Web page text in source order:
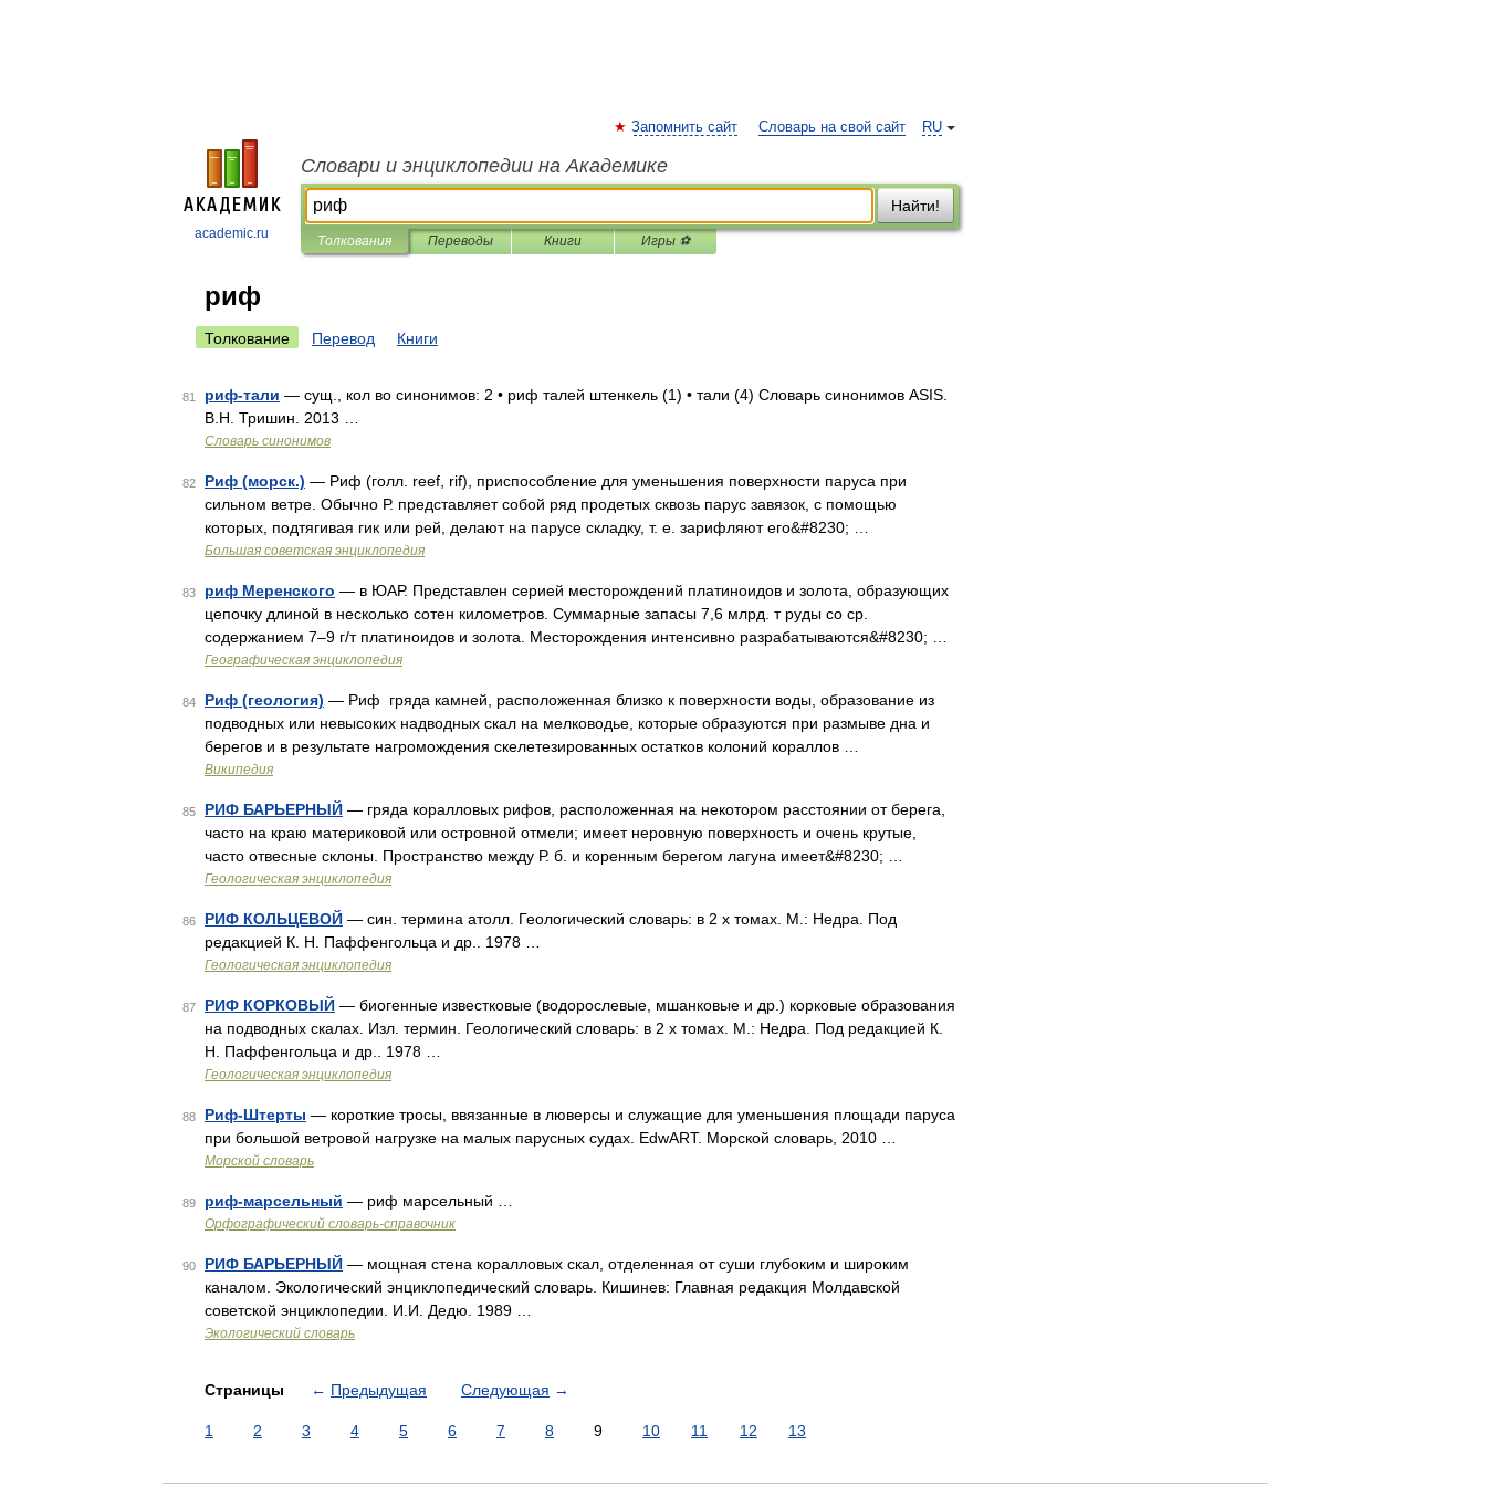
academic.ru
RU
Запомнить сайт Словарь на свой сайт
Словари и энциклопедии на Академике
Найти!
Толкования Переводы Книги Игры ⚽
риф
Толкование Перевод Книги
81 риф-тали — сущ., кол во синонимов: 2 • риф талей штенкель (1) • тали (4) Словарь синонимов ASIS.
В.Н. Тришин. 2013 …
Словарь синонимов
82 Риф (морск.) — Риф (голл. reef, rif), приспособление для уменьшения поверхности паруса при
сильном ветре. Обычно Р. представляет собой ряд продетых сквозь парус завязок, с помощью
которых, подтягивая гик или рей, делают на парусе складку, т. е. зарифляют его&#8230; …
Большая советская энциклопедия
83 риф Меренского — в ЮАР. Представлен серией месторождений платиноидов и золота, образующих
цепочку длиной в несколько сотен километров. Суммарные запасы 7,6 млрд. т руды со ср.
содержанием 7–9 г/т платиноидов и золота. Месторождения интенсивно разрабатываются&#8230; …
Географическая энциклопедия
84 Риф (геология) — Риф гряда камней, расположенная близко к поверхности воды, образование из
подводных или невысоких надводных скал на мелководье, которые образуются при размыве дна и
берегов и в результате нагромождения скелетезированных остатков колоний кораллов …
Википедия
85 РИФ БАРЬЕРНЫЙ — гряда коралловых рифов, расположенная на некотором расстоянии от берега,
часто на краю материковой или островной отмели; имеет неровную поверхность и очень крутые,
часто отвесные склоны. Пространство между Р. б. и коренным берегом лагуна имеет&#8230; …
Геологическая энциклопедия
86 РИФ КОЛЬЦЕВОЙ — син. термина атолл. Геологический словарь: в 2 х томах. М.: Недра. Под
редакцией К. Н. Паффенгольца и др.. 1978 …
Геологическая энциклопедия
87 РИФ КОРКОВЫЙ — биогенные известковые (водорослевые, мшанковые и др.) корковые образования
на подводных скалах. Изл. термин. Геологический словарь: в 2 х томах. М.: Недра. Под редакцией К.
Н. Паффенгольца и др.. 1978 …
Геологическая энциклопедия
88 Риф-Штерты — короткие тросы, ввязанные в люверсы и служащие для уменьшения площади паруса
при большой ветровой нагрузке на малых парусных судах. EdwART. Морской словарь, 2010 …
Морской словарь
89 риф-марсельный — риф марсельный …
Орфографический словарь-справочник
90 РИФ БАРЬЕРНЫЙ — мощная стена коралловых скал, отделенная от суши глубоким и широким
каналом. Экологический энциклопедический словарь. Кишинев: Главная редакция Молдавской
советской энциклопедии. И.И. Дедю. 1989 …
Экологический словарь
Страницы ← Предыдущая Следующая →
1 2 3 4 5 6 7 8 9 10 11 12 13